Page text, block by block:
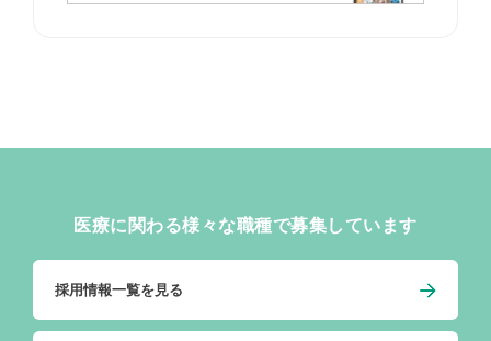
医療に関わる様々な職種で募集しています
採用情報一覧を見る